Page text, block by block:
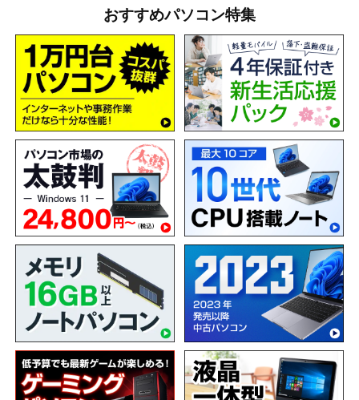
おすすめパソコン特集